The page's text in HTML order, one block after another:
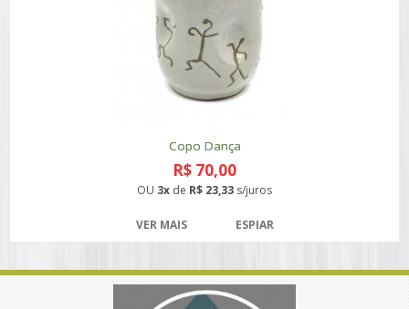
Copo Dança
R$ 70,00
OU 3x de R$ 23,33 s/juros
VER MAIS ESPIAR